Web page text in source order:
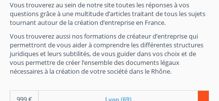
Vous trouverez au sein de notre site toutes les réponses à vos
questions grâce à une multitude d’articles traitant de tous les sujets
tournant autour de la création d’entreprise en France.
Vous trouverez aussi nos formations de créateur d’entreprise qui
permettront de vous aider à comprendre les différentes structures
juridiques et leurs subtilités, de vous guider dans vos choix et de
vous permettre de créer l’ensemble des documents légaux
nécessaires à la création de votre société dans le Rhône.
999€